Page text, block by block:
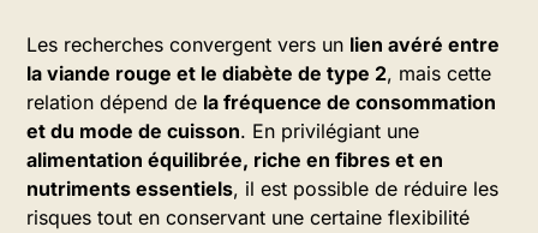
Les recherches convergent vers un lien avéré entre
la viande rouge et le diabète de type 2, mais cette
relation dépend de la fréquence de consommation
et du mode de cuisson. En privilégiant une
alimentation équilibrée, riche en fibres et en
nutriments essentiels, il est possible de réduire les
risques tout en conservant une certaine flexibilité